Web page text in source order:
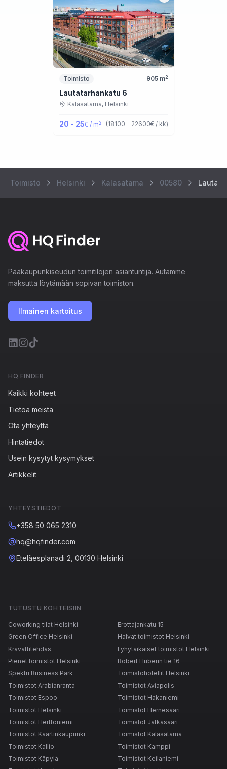
Toimisto 905m2
Lautatarhankatu 6
Kalasatama, Helsinki
20 - 25€ / m2 (18100 - 22600€ / kk)
Toimisto Helsinki Kalasatama 00580
Pääkaupunkiseudun toimitilojen asiantuntija. Autamme
maksutta löytämään sopivan toimiston.
Ilmainen kartoitus
HQ FINDER
Kaikki kohteet
Tietoa meistä
Ota yhteyttä
Hintatiedot
Usein kysytyt kysymykset
Artikkelit
YHTEYSTIEDOT
+358 50 065 2310
hq@hqfinder.com
Eteläesplanadi 2, 00130 Helsinki
TUTUSTU KOHTEISIIN
Coworking tilat Helsinki
Erottajankatu 15
Green Office Helsinki
Halvat toimistot Helsinki
Kravattitehdas
Lyhytaikaiset toimistot Helsinki
Pienet toimistot Helsinki
Robert Huberin tie 16
Spektri Business Park
Toimistohotellit Helsinki
Toimistot Arabianranta
Toimistot Aviapolis
Toimistot Espoo
Toimistot Hakaniemi
Toimistot Helsinki
Toimistot Hernesaari
Toimistot Herttoniemi
Toimistot Jätkäsaari
Toimistot Kaartinkaupunki
Toimistot Kalasatama
Toimistot Kallio
Toimistot Kamppi
Toimistot Käpylä
Toimistot Keilaniemi